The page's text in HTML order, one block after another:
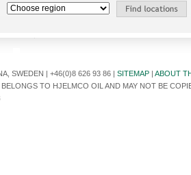
SWEDEN | +46(0)8 626 93 86 | SITEMAP | ABOUT
TO HJELMCO OIL AND MAY NOT BE